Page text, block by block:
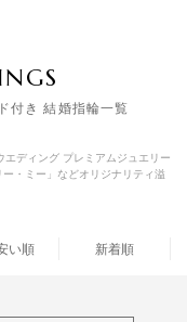
付き 結婚指輪一覧
ディング プレミアムジュエリー
・ミー」などオリジナリティ溢
い順 新着順